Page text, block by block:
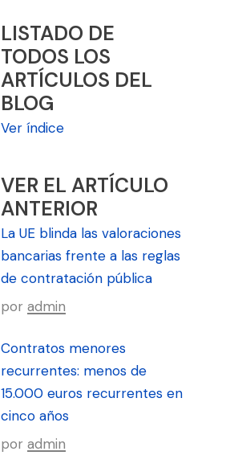
LISTADO DE
TODOS LOS
ARTÍCULOS DEL
BLOG
Ver índice
VER EL ARTÍCULO
ANTERIOR
La UE blinda las valoraciones
bancarias frente a las reglas
de contratación pública
por admin
Contratos menores
recurrentes: menos de
15.000 euros recurrentes en
cinco años
por admin